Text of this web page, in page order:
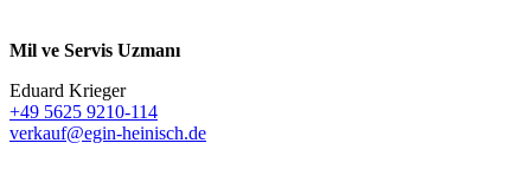
Mil ve Servis Uzmanı
Eduard Krieger
+49 5625 9210-114
verkauf@egin-heinisch.de